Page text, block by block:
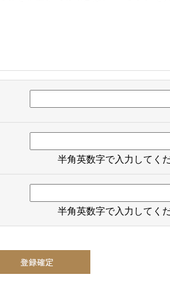
半角英数字で入力してく
半角英数字で入力してく